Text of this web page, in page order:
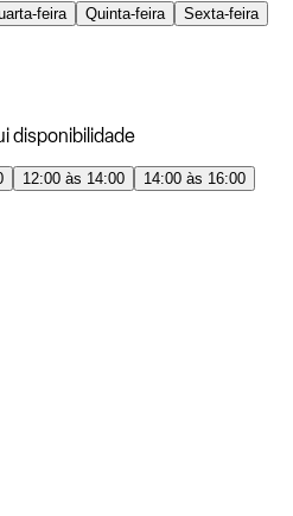
feira Quinta-feira
Sexta-feira
disponibilidade
12:00 às 14:00
14:00 às 16:00